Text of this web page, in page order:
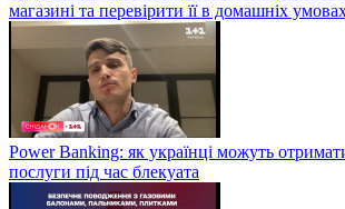
магазині та перевірити її в домашніх
Power Banking: як українці можуть
послуги під час блекуата